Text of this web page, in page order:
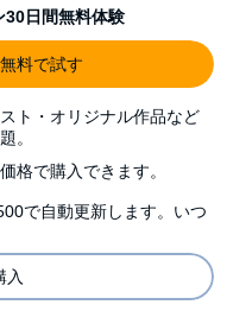
日間無料体験
料で試す
ト・オリジナル作品など
。
格で購入できます。
で自動更新します。いつ
入